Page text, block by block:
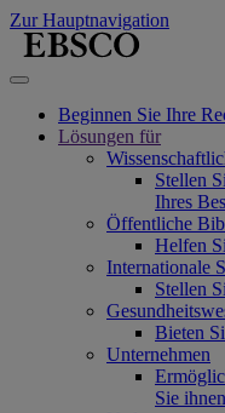
Zur Hauptnavigation
Beginnen Sie Ihre
Lösungen für
Stellen
Ihres
Öffentliche
Helfen
Internationale
Stellen
Bieten
Unternehmen
Sie